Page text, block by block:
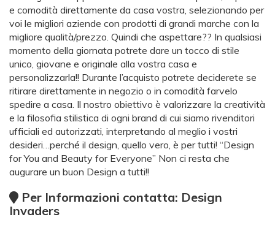
e comodità direttamente da casa vostra, selezionando per
voi le migliori aziende con prodotti di grandi marche con la
migliore qualità/prezzo. Quindi che aspettare?? In qualsiasi
momento della giornata potrete dare un tocco di stile
unico, giovane e originale alla vostra casa e
personalizzarla!! Durante l’acquisto potrete deciderete se
ritirare direttamente in negozio o in comodità farvelo
spedire a casa. Il nostro obiettivo è valorizzare la creatività
e la filosofia stilistica di ogni brand di cui siamo rivenditori
ufficiali ed autorizzati, interpretando al meglio i vostri
desideri…perché il design, quello vero, è per tutti! “Design
for You and Beauty for Everyone” Non ci resta che
augurare un buon Design a tutti!!
Per Informazioni contatta: Design
Invaders